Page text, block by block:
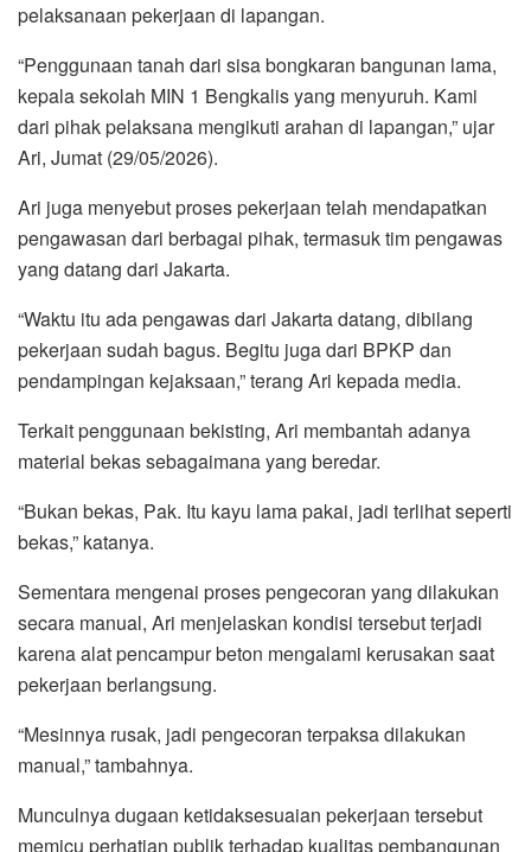
pelaksanaan pekerjaan di lapangan.
“Penggunaan tanah dari sisa bongkaran bangunan lama,
kepala sekolah MIN 1 Bengkalis yang menyuruh. Kami
dari pihak pelaksana mengikuti arahan di lapangan,” ujar
Ari, Jumat (29/05/2026).
Ari juga menyebut proses pekerjaan telah mendapatkan
pengawasan dari berbagai pihak, termasuk tim pengawas
yang datang dari Jakarta.
“Waktu itu ada pengawas dari Jakarta datang, dibilang
pekerjaan sudah bagus. Begitu juga dari BPKP dan
pendampingan kejaksaan,” terang Ari kepada media.
Terkait penggunaan bekisting, Ari membantah adanya
material bekas sebagaimana yang beredar.
“Bukan bekas, Pak. Itu kayu lama pakai, jadi terlihat seperti
bekas,” katanya.
Sementara mengenai proses pengecoran yang dilakukan
secara manual, Ari menjelaskan kondisi tersebut terjadi
karena alat pencampur beton mengalami kerusakan saat
pekerjaan berlangsung.
“Mesinnya rusak, jadi pengecoran terpaksa dilakukan
manual,” tambahnya.
Munculnya dugaan ketidaksesuaian pekerjaan tersebut
memicu perhatian publik terhadap kualitas pembangunan